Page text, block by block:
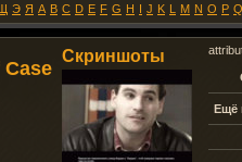
Э Я A B C D E F G H I J K L M N O P Q
Case
Скриншоты
Ещё